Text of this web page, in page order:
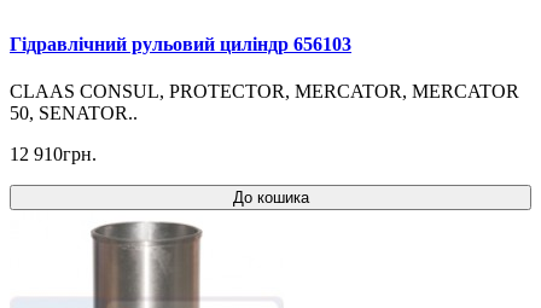
Гідравлічний рульовий циліндр 656103
CLAAS CONSUL, PROTECTOR, MERCATOR, MERCATOR
50, SENATOR..
12 910грн.
До кошика